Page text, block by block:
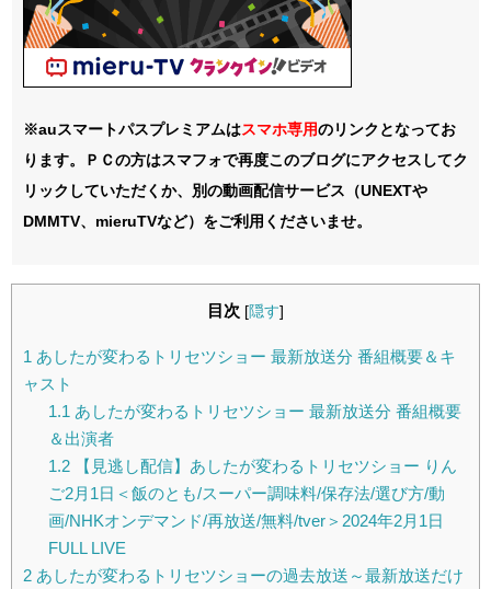
※auスマートパスプレミアムはスマホ専用のリンクとなってお
ります。ＰＣの方はスマフォで再度このブログにアクセスしてク
リックしていただくか、別の動画配信サービス（UNEXTや
DMMTV、mieruTVなど）をご利用くださいませ。
目次 [隠す]
1 あしたが変わるトリセツショー 最新放送分 番組概要＆キ
ャスト
1.1 あしたが変わるトリセツショー 最新放送分 番組概要
＆出演者
1.2【見逃し配信】あしたが変わるトリセツショー りん
ご2月1日＜飯のとも/スーパー調味料/保存法/選び方/動
画/NHKオンデマンド/再放送/無料/tver＞2024年2月1日
FULL LIVE
2 あしたが変わるトリセツショーの過去放送～最新放送だけ